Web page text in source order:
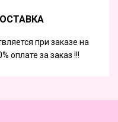
при заказе на
оплате за заказ !!!